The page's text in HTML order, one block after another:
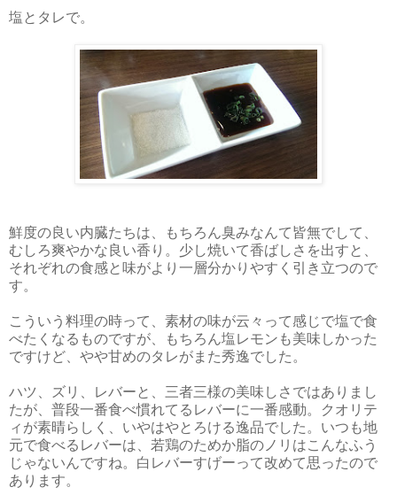
塩とタレで。
鮮度の良い内臓たちは、もちろん臭みなんて皆無でして、
むしろ爽やかな良い香り。少し焼いて香ばしさを出すと、
それぞれの食感と味がより一層分かりやすく引き立つので
す。
こういう料理の時って、素材の味が云々って感じで塩で食
べたくなるものですが、もちろん塩レモンも美味しかった
ですけど、やや甘めのタレがまた秀逸でした。
ハツ、ズリ、レバーと、三者三様の美味しさではありまし
たが、普段一番食べ慣れてるレバーに一番感動。クオリテ
ィが素晴らしく、いやはやとろける逸品でした。いつも地
元で食べるレバーは、若鶏のためか脂のノリはこんなふう
じゃないんですね。白レバーすげーって改めて思ったので
あります。